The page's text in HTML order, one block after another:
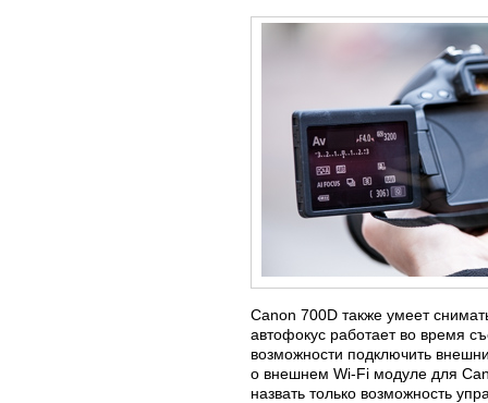
Canon 700D также умеет
автофокус работает во время
возможности подключить
о внешнем Wi-Fi модуле для
назвать только возможность